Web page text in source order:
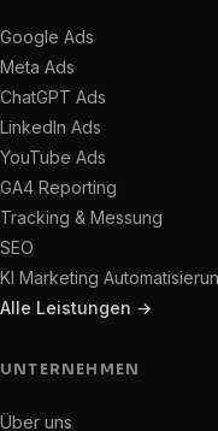
Google Ads
Meta Ads
ChatGPT Ads
LinkedIn Ads
YouTube Ads
GA4 Reporting
Tracking & Messung
SEO
KI Marketing
Alle Leistungen →
UNTERNEHMEN
Über uns